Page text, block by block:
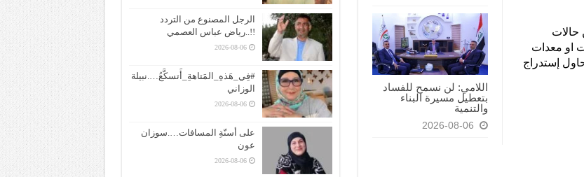
اللامي: لن نسمح للفساد
بتعطيل مسيرة البناء
والتنمية
2026-08-06
حالات
او معدات
إستدراج
الرجل المصنوع من التردد
!!..رياض عباس العصمي
2026-08-06
#فِي_هَذهِ_المَتاهةِ_أَتسكَّعُ….نبيلة
الوزاني
2026-08-06
على أسنّةِ المسافات….سوزان
عون
2026-08-06